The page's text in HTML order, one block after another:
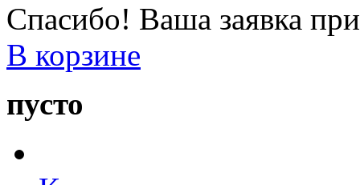
Спасибо! Ваша заявка
В корзине
пусто